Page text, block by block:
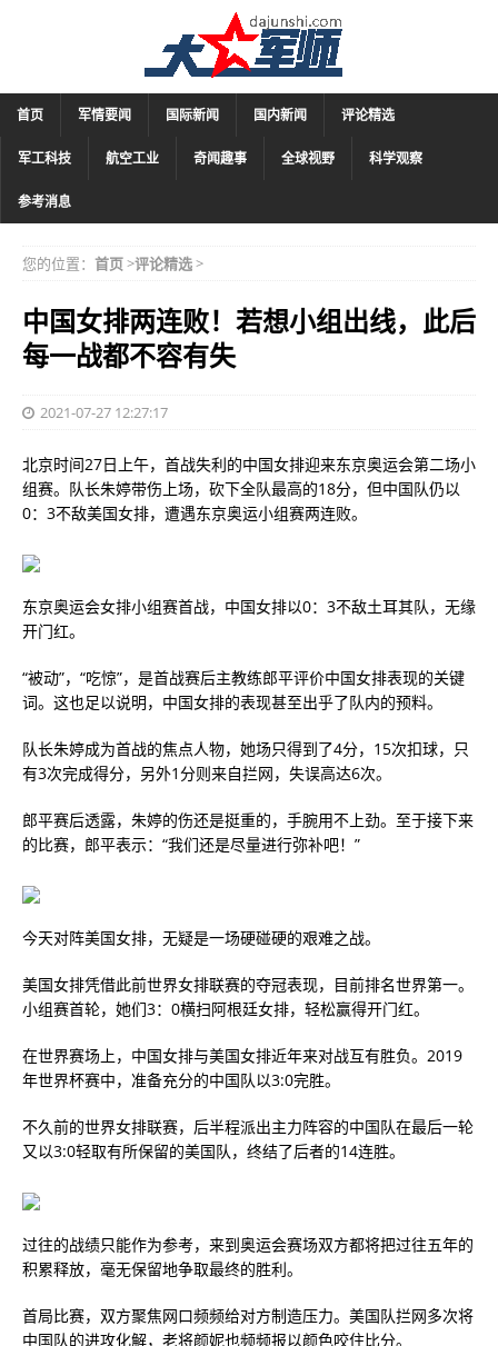
首页 军情要闻 国际新闻 国内新闻 评论精选
军工科技 航空工业 奇闻趣事 全球视野 科学观察
参考消息
您的位置： 首页>评论精选>
中国女排两连败！若想小组出线，此后
每一战都不容有失
2021-07-27 12:27:17
北京时间27日上午，首战失利的中国女排迎来东京奥运会第二场小
组赛。队长朱婷带伤上场，砍下全队最高的18分，但中国队仍以
0：3不敌美国女排，遭遇东京奥运小组赛两连败。
东京奥运会女排小组赛首战，中国女排以0：3不敌土耳其队，无缘
开门红。
“被动”，“吃惊”，是首战赛后主教练郎平评价中国女排表现的关键
词。这也足以说明，中国女排的表现甚至出乎了队内的预料。
队长朱婷成为首战的焦点人物，她场只得到了4分，15次扣球，只
有3次完成得分，另外1分则来自拦网，失误高达6次。
郎平赛后透露，朱婷的伤还是挺重的，手腕用不上劲。至于接下来
的比赛，郎平表示：“我们还是尽量进行弥补吧！”
今天对阵美国女排，无疑是一场硬碰硬的艰难之战。
美国女排凭借此前世界女排联赛的夺冠表现，目前排名世界第一。
小组赛首轮，她们3：0横扫阿根廷女排，轻松赢得开门红。
在世界赛场上，中国女排与美国女排近年来对战互有胜负。2019
年世界杯赛中，准备充分的中国队以3:0完胜。
不久前的世界女排联赛，后半程派出主力阵容的中国队在最后一轮
又以3:0轻取有所保留的美国队，终结了后者的14连胜。
过往的战绩只能作为参考，来到奥运会赛场双方都将把过往五年的
积累释放，毫无保留地争取最终的胜利。
首局比赛，双方聚焦网口频频给对方制造压力。美国队拦网多次将
中国队的进攻化解，老将颜妮也频频报以颜色咬住比分。